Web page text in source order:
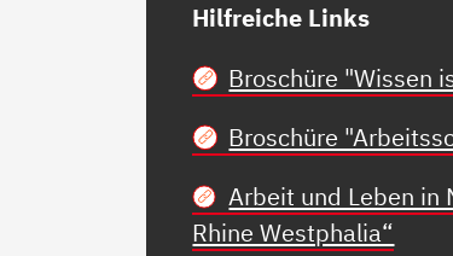
Hilfreiche Links
Broschüre "Wissen
Broschüre
Arbeit und Leben in
Rhine Westphalia“